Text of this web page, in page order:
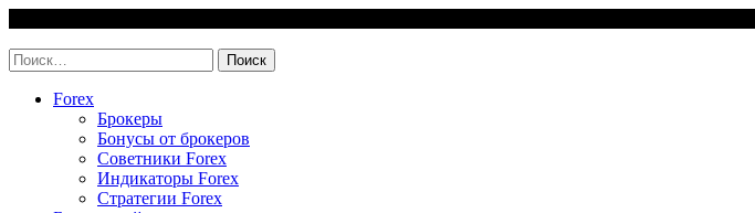
content
Найти:
Forex
Брокеры
Бонусы от брокеров
Советники Forex
Индикаторы Forex
Стратегии Forex